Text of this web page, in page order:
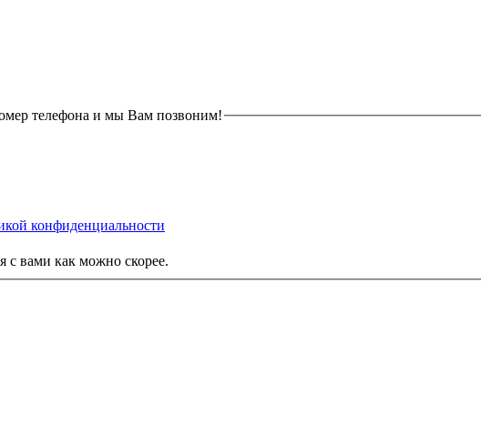
телефона и мы Вам позвоним!
конфиденциальности
вами как можно скорее.